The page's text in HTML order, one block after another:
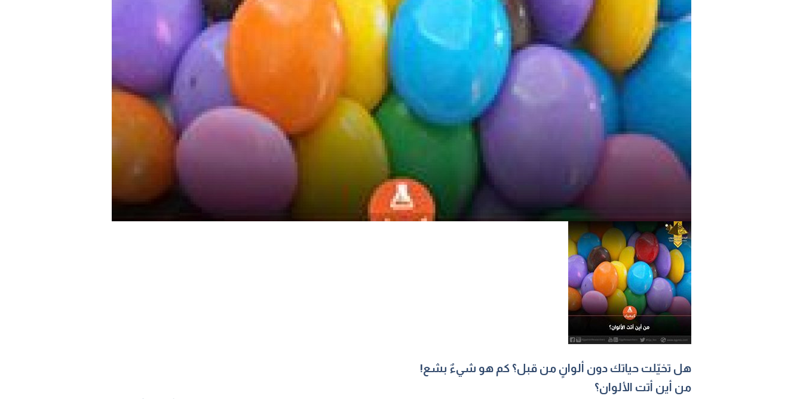
هل تخيّلت حياتك دون ألوانٍ من قبل؟ كم هو شيءٌ بشع!
من أين أتت الألوان؟